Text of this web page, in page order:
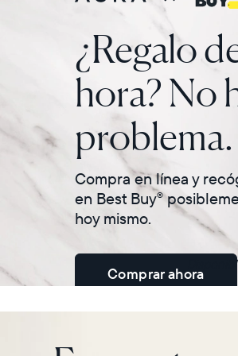
¿Regalo
hora? No
problema.
Compra en línea y
en Best Buy®
hoy mismo.
Comprar ahora